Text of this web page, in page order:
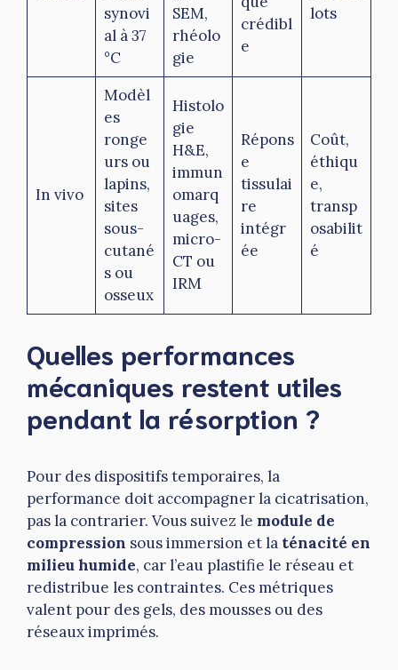
synovi
al à 37
°C
SEM,
rhéolo
gie
crédibl
e
lots
In vivo
Modèl
es
ronge
urs ou
lapins,
sites
sous-
cutané
s ou
osseux
Histolo
gie
H&E,
immun
omarq
uages,
micro-
CT ou
IRM
Répons
e
tissulai
re
intégr
ée
Coût,
éthiqu
e,
transp
osabilit
é
Quelles performances
mécaniques restent utiles
pendant la résorption ?
Pour des dispositifs temporaires, la
performance doit accompagner la cicatrisation,
pas la contrarier. Vous suivez le module de
compression sous immersion et la ténacité en
milieu humide, car l’eau plastifie le réseau et
redistribue les contraintes. Ces métriques
valent pour des gels, des mousses ou des
réseaux imprimés.